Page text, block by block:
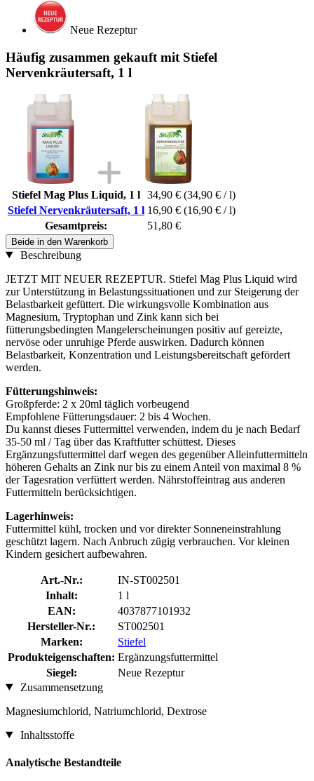
Neue Rezeptur
Häufig zusammen gekauft mit Stiefel
Nervenkräutersaft, 1 l
Stiefel Mag Plus Liquid, 1 l 34,90 € (34,90 € / l)
Stiefel Nervenkräutersaft, 1 l 16,90 € (16,90 € / l)
Gesamtpreis:
51,80 €
Beide in den Warenkorb
Beschreibung
JETZT MIT NEUER REZEPTUR. Stiefel Mag Plus Liquid wird
zur Unterstützung in Belastungssituationen und zur Steigerung der
Belastbarkeit gefüttert. Die wirkungsvolle Kombination aus
Magnesium, Tryptophan und Zink kann sich bei
fütterungsbedingten Mangelerscheinungen positiv auf gereizte,
nervöse oder unruhige Pferde auswirken. Dadurch können
Belastbarkeit, Konzentration und Leistungsbereitschaft gefördert
werden.
Fütterungshinweis:
Großpferde: 2 x 20ml täglich vorbeugend
Empfohlene Fütterungsdauer: 2 bis 4 Wochen.
Du kannst dieses Futtermittel verwenden, indem du je nach Bedarf
35-50 ml / Tag über das Kraftfutter schüttest. Dieses
Ergänzungsfuttermittel darf wegen des gegenüber Alleinfuttermitteln
höheren Gehalts an Zink nur bis zu einem Anteil von maximal 8 %
der Tagesration verfüttert werden. Nährstoffeintrag aus anderen
Futtermitteln berücksichtigen.
Lagerhinweis:
Futtermittel kühl, trocken und vor direkter Sonneneinstrahlung
geschützt lagern. Nach Anbruch zügig verbrauchen. Vor kleinen
Kindern gesichert aufbewahren.
Art.-Nr.:
IN-ST002501
Inhalt:
1 l
EAN:
4037877101932
Hersteller-Nr.:
ST002501
Marken:
Stiefel
Produkteigenschaften: Ergänzungsfuttermittel
Siegel:
Neue Rezeptur
Zusammensetzung
Magnesiumchlorid, Natriumchlorid, Dextrose
Inhaltsstoffe
Analytische Bestandteile